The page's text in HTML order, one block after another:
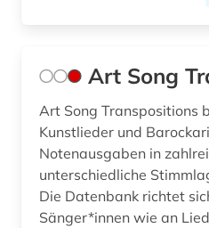
händel (1)
igor (1)
inba (1)
indiana (1)
Art Song
Art Song Transpositions
Kunstlieder und
Notenausgaben in
unterschiedliche
Die Datenbank richtet
Sänger*innen wie an